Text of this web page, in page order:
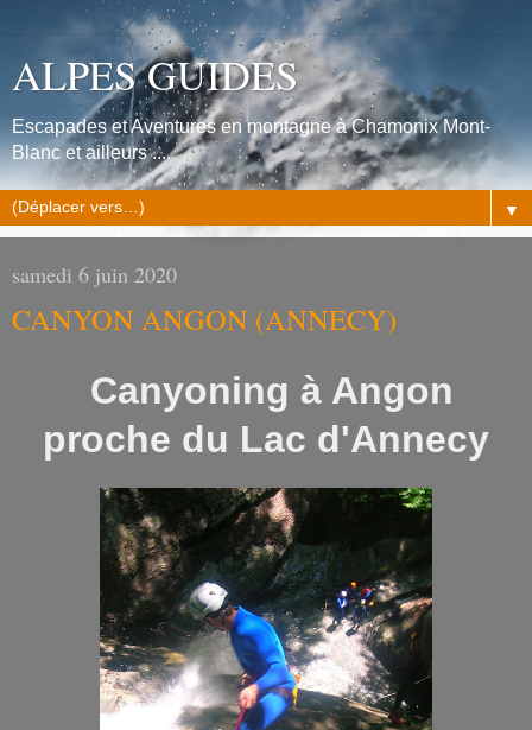
ALPES GUIDES
Escapades et Aventures en montagne à Chamonix Mont-
Blanc et ailleurs ....
▼
samedi 6 juin 2020
CANYON ANGON (ANNECY)
Canyoning à Angon
proche du Lac d'Annecy